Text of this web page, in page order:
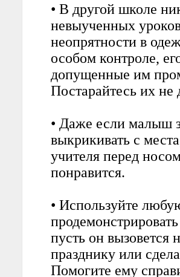
• В другой школе
невыученных
неопрятности в
особом контроле,
допущенные им
Постарайтесь их не
• Даже если малыш
выкрикивать с
учителя перед
понравится.
• Используйте
пусть он вызовется
празднику или
Помогите ему